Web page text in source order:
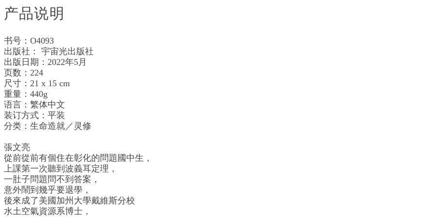
产品说明
书号：O4093
出版社： 宇宙光出版社 ISBN：
出版日期：2022年5月
页数：224
尺寸：21 x 15 cm
重量：440g
语言：繁体中文
装订方式：平装
分类：生命造就／灵修
張文亮
從前從前有個住在彰化的問題國中生，
上課第一次聽到波義耳定理，
一肚子問題問不到答案，
意外鬧到幾乎要退學，
後來成了美國加州大學戴維斯分校
水土空氣資源系博士，